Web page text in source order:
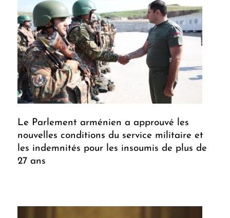
Le Parlement arménien a approuvé les
nouvelles conditions du service militaire et
les indemnités pour les insoumis de plus de
27 ans